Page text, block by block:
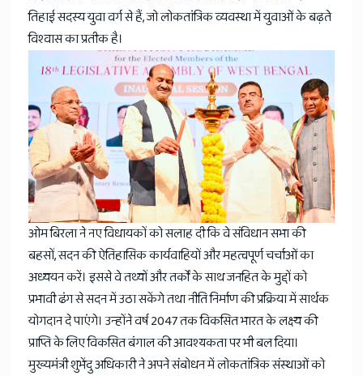
तिहाई सदस्य युवा वर्ग से हैं, जो लोकतांत्रिक व्यवस्था में युवाओं के बढ़ते
विश्वास का प्रतीक है।
ओम बिरला ने नए विधायकों को सलाह दी कि वे संविधान सभा की
बहसों, सदन की ऐतिहासिक कार्यवाहियों और महत्वपूर्ण चर्चाओं का
अध्ययन करें। इससे वे तथ्यों और तर्कों के साथ जनहित के मुद्दों को
प्रभावी ढंग से सदन में उठा सकेंगे तथा नीति निर्माण की प्रक्रिया में सार्थक
योगदान दे पाएंगे। उन्होंने वर्ष 2047 तक विकसित भारत के लक्ष्य की
प्राप्ति के लिए विकसित बंगाल की आवश्यकता पर भी बल दिया।
मुख्यमंत्री शुभेंदु अधिकारी ने अपने संबोधन में लोकतांत्रिक संस्थाओं को